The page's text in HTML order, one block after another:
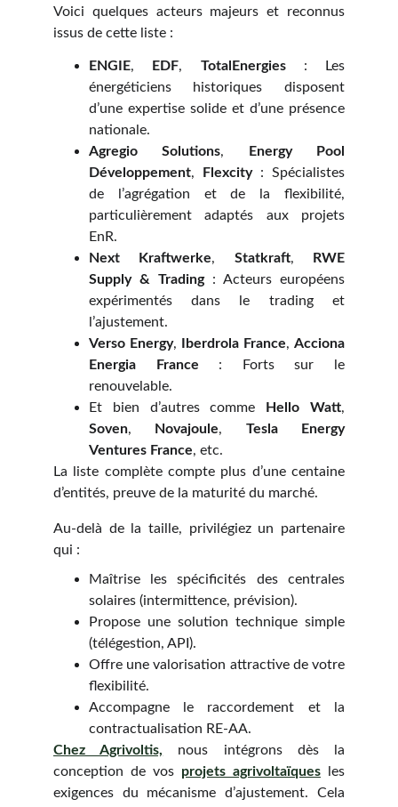
Voici quelques acteurs majeurs et reconnus
issus de cette liste :
ENGIE, EDF, TotalEnergies: Les
énergéticiens historiques disposent
d’une expertise solide et d’une présence
nationale.
Agregio Solutions,
Energy Pool
Développement, Flexcity: Spécialistes
de l’agrégation et de la flexibilité,
particulièrement adaptés aux projets
EnR.
Next Kraftwerke, Statkraft,
RWE
Supply & Trading: Acteurs européens
expérimentés dans le trading et
l’ajustement.
Verso Energy, Iberdrola France, Acciona
Energia France : Forts sur le
renouvelable.
Et bien d’autres comme
Hello Watt,
Soven, Novajoule, Tesla Energy
Ventures France, etc.
La liste complète compte plus d’une centaine
d’entités, preuve de la maturité du marché.
Au-delà de la taille, privilégiez un partenaire
qui :
Maîtrise les spécificités des centrales
solaires (intermittence, prévision).
Propose une solution technique simple
(télégestion, API).
Offre une valorisation attractive de votre
flexibilité.
Accompagne le raccordement et la
contractualisation RE-AA.
Chez Agrivoltis, nous intégrons dès la
conception de vos projets agrivoltaïquesles
exigences du mécanisme d’ajustement. Cela